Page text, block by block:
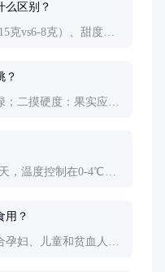
么区别？
克vs6-8克）、甜度更
？
；二摸硬度：果实应饱
，温度控制在0-4℃为
用？
孕妇、儿童和贫血人